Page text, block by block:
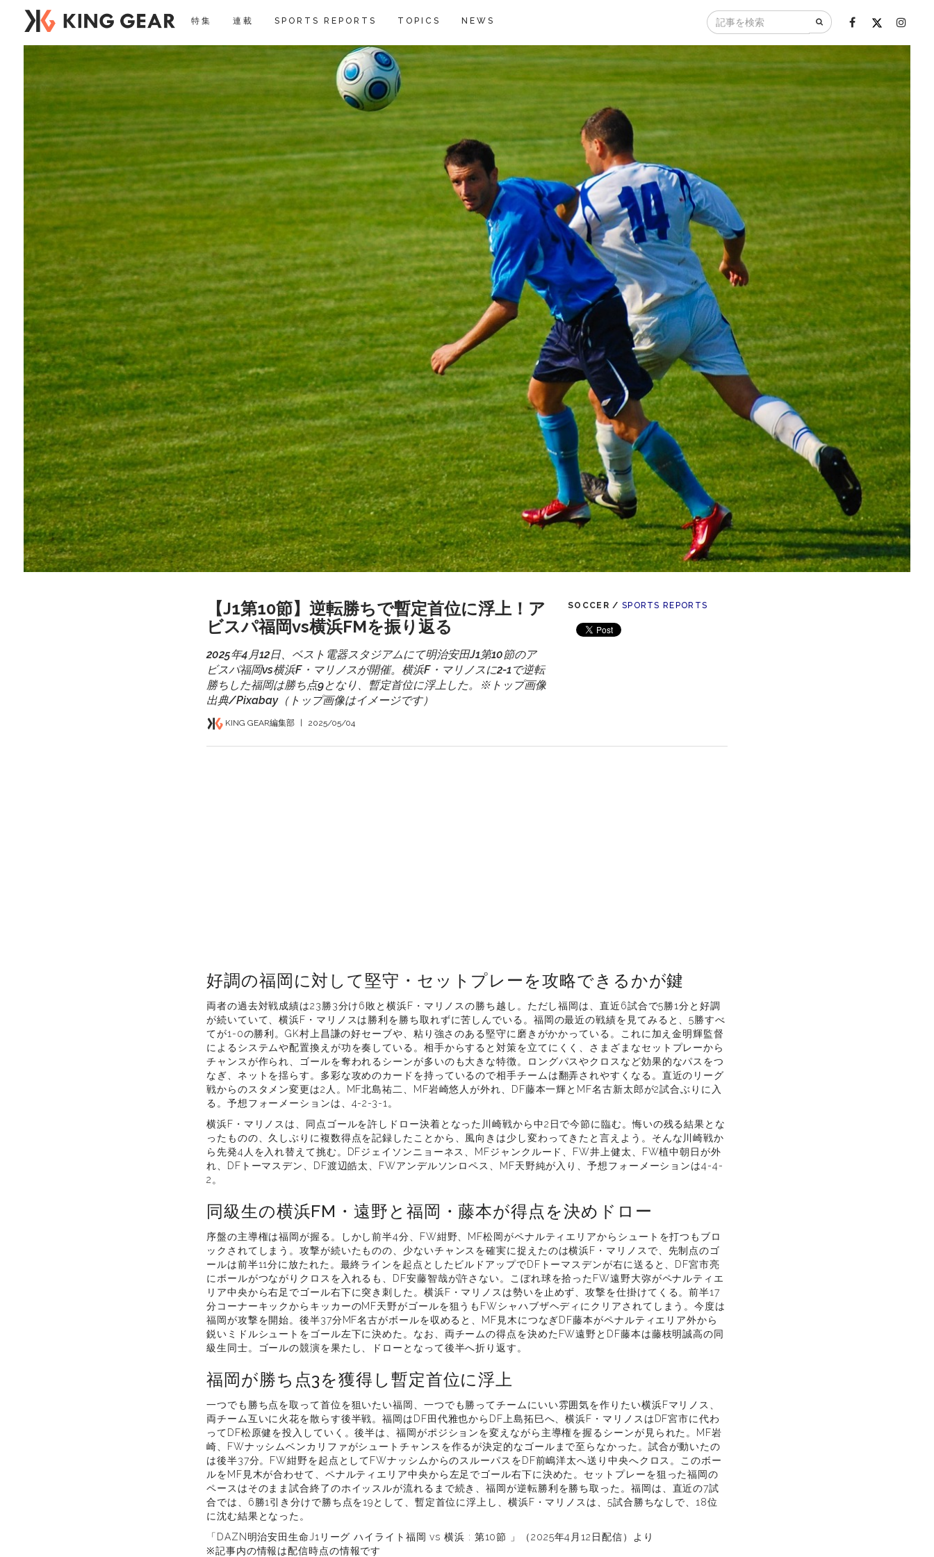
特集 連載 SPORTS REPORTS TOPICS NEWS
【J1第10節】逆転勝ちで暫定首位に浮上！ア
ビスパ福岡vs横浜FMを振り返る
2025年4月12日、ベスト電器スタジアムにて明治安田J1第10節のア
ビスパ福岡vs横浜F・マリノスが開催。横浜F・マリノスに2-1で逆転
勝ちした福岡は勝ち点9となり、暫定首位に浮上した。※トップ画像
出典/Pixabay（トップ画像はイメージです）
KING GEAR編集部 2025/05/04
SOCCER / SPORTS REPORTS
好調の福岡に対して堅守・セットプレーを攻略できるかが鍵
両者の過去対戦成績は23勝3分け6敗と横浜F・マリノスの勝ち越し。ただし福岡は、直近6試合で5勝1分と好調
が続いていて、横浜F・マリノスは勝利を勝ち取れずに苦しんでいる。福岡の最近の戦績を見てみると、5勝すべ
てが1-0の勝利。GK村上昌謙の好セーブや、粘り強さのある堅守に磨きがかかっている。これに加え金明輝監督
によるシステムや配置換えが功を奏している。相手からすると対策を立てにくく、さまざまなセットプレーから
チャンスが作られ、ゴールを奪われるシーンが多いのも大きな特徴。ロングパスやクロスなど効果的なパスをつ
なぎ、ネットを揺らす。多彩な攻めのカードを持っているので相手チームは翻弄されやすくなる。直近のリーグ
戦からのスタメン変更は2人。MF北島祐二、MF岩崎悠人が外れ、DF藤本一輝とMF名古新太郎が2試合ぶりに入
る。予想フォーメーションは、4-2-3-1。
横浜F・マリノスは、同点ゴールを許しドロー決着となった川崎戦から中2日で今節に臨む。悔いの残る結果とな
ったものの、久しぶりに複数得点を記録したことから、風向きは少し変わってきたと言えよう。そんな川崎戦か
ら先発4人を入れ替えて挑む。DFジェイソンニョーネス、MFジャンクルード、FW井上健太、FW植中朝日が外
れ、DFトーマスデン、DF渡辺皓太、FWアンデルソンロペス、MF天野純が入り、予想フォーメーションは4-4-
2。
同級生の横浜FM・遠野と福岡・藤本が得点を決めドロー
序盤の主導権は福岡が握る。しかし前半4分、FW紺野、MF松岡がペナルティエリアからシュートを打つもブロ
ックされてしまう。攻撃が続いたものの、少ないチャンスを確実に捉えたのは横浜F・マリノスで、先制点のゴ
ールは前半11分に放たれた。最終ラインを起点としたビルドアップでDFトーマスデンが右に送ると、DF宮市亮
にボールがつながりクロスを入れるも、DF安藤智哉が許さない。こぼれ球を拾ったFW遠野大弥がペナルティエ
リア中央から右足でゴール右下に突き刺した。横浜F・マリノスは勢いを止めず、攻撃を仕掛けてくる。前半17
分コーナーキックからキッカーのMF天野がゴールを狙うもFWシャハブザヘディにクリアされてしまう。今度は
福岡が攻撃を開始。後半37分MF名古がボールを収めると、MF見木につなぎDF藤本がペナルティエリア外から
鋭いミドルシュートをゴール左下に決めた。なお、両チームの得点を決めたFW遠野とDF藤本は藤枝明誠高の同
級生同士。ゴールの競演を果たし、ドローとなって後半へ折り返す。
福岡が勝ち点3を獲得し暫定首位に浮上
一つでも勝ち点を取って首位を狙いたい福岡、一つでも勝ってチームにいい雰囲気を作りたい横浜Fマリノス、
両チーム互いに火花を散らす後半戦。福岡はDF田代雅也からDF上島拓巳へ、横浜F・マリノスはDF宮市に代わ
ってDF松原健を投入していく。後半は、福岡がポジションを変えながら主導権を握るシーンが見られた。MF岩
崎、FWナッシムベンカリファがシュートチャンスを作るが決定的なゴールまで至らなかった。試合が動いたの
は後半37分。FW紺野を起点としてFWナッシムからのスルーパスをDF前嶋洋太へ送り中央へクロス。このボー
ルをMF見木が合わせて、ペナルティエリア中央から左足でゴール右下に決めた。セットプレーを狙った福岡の
ペースはそのまま試合終了のホイッスルが流れるまで続き、福岡が逆転勝利を勝ち取った。福岡は、直近の7試
合では、6勝1引き分けで勝ち点を19として、暫定首位に浮上し、横浜F・マリノスは、5試合勝ちなしで、18位
に沈む結果となった。
「DAZN明治安田生命J1リーグ ハイライト福岡 vs 横浜 : 第10節 」（2025年4月12日配信）より
※記事内の情報は配信時点の情報です